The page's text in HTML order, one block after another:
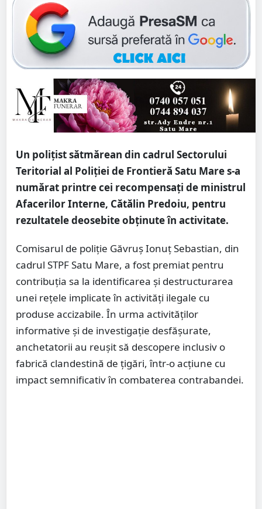
Un polițist sătmărean din cadrul Sectorului
Teritorial al Poliției de Frontieră Satu Mare s-a
numărat printre cei recompensați de ministrul
Afacerilor Interne, Cătălin Predoiu, pentru
rezultatele deosebite obținute în activitate.
Comisarul de poliție Găvruș Ionuț Sebastian, din
cadrul STPF Satu Mare, a fost premiat pentru
contribuția sa la identificarea și destructurarea
unei rețele implicate în activități ilegale cu
produse accizabile. În urma activităților
informative și de investigație desfășurate,
anchetatorii au reușit să descopere inclusiv o
fabrică clandestină de țigări, într-o acțiune cu
impact semnificativ în combaterea contrabandei.